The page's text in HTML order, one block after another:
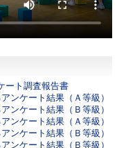
ート調査報告書
ンケート結果（Ａ等級）
ンケート結果（Ｂ等級）
ンケート結果（Ａ等級）
ンケート結果（Ｂ等級）
ンケート結果（Ｂ等級）